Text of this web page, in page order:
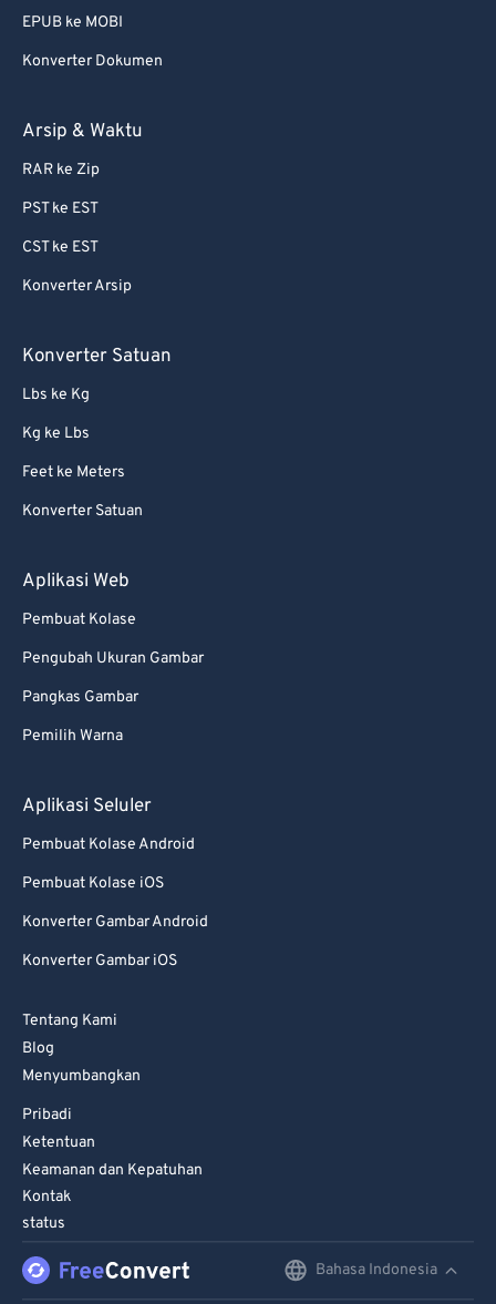
EPUB ke MOBI
Konverter Dokumen
Arsip & Waktu
RAR ke Zip
PST ke EST
CST ke EST
Konverter Arsip
Konverter Satuan
Lbs ke Kg
Kg ke Lbs
Feet ke Meters
Konverter Satuan
Aplikasi Web
Pembuat Kolase
Pengubah Ukuran Gambar
Pangkas Gambar
Pemilih Warna
Aplikasi Seluler
Pembuat Kolase Android
Pembuat Kolase iOS
Konverter Gambar Android
Konverter Gambar iOS
Tentang Kami
Blog
Menyumbangkan
Pribadi
Ketentuan
Keamanan dan Kepatuhan
Kontak
status
Bahasa Indonesia